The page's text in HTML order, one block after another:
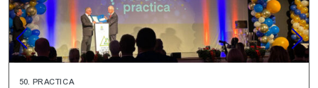
50. PRACTICA